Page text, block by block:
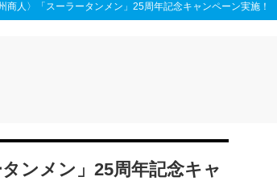
商人〉「スーラータンメン」25周年記念キャンペーン実施！
ンメン」25周年記念キャ